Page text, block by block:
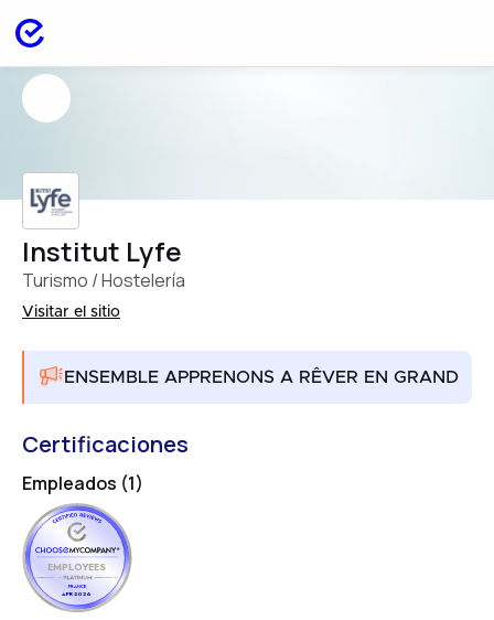
Institut Lyfe
Turismo / Hostelería
Visitar el sitio
ENSEMBLE APPRENONS A RÊVER EN GRAND
Certificaciones
Empleados (1)
EMPLOYEES
FRANCE
APR 2026